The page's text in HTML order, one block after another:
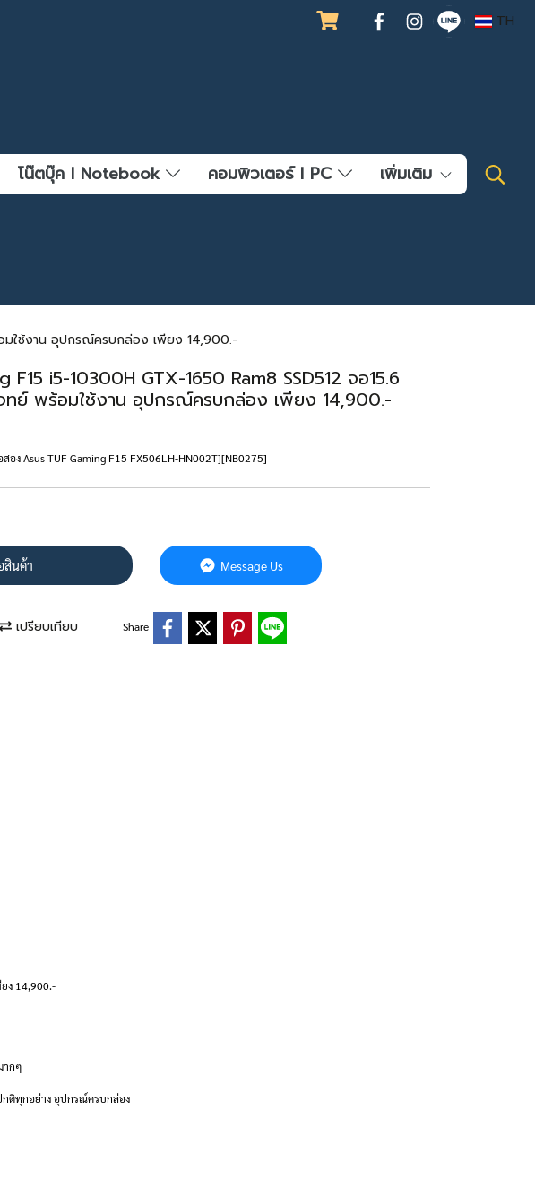
TH
โน๊ตบุ๊ค l Notebook คอมพิวเตอร์ l PC เพิ่มเติม
มใช้งาน อุปกรณ์ครบกล่อง เพียง 14,900.-
F15 i5-10300H GTX-1650 Ram8 SSD512 จอ15.6
ทย์ พร้อมใช้งาน อุปกรณ์ครบกล่อง เพียง 14,900.-
ง Asus TUF Gaming F15 FX506LH-HN002T][NB0275]
สินค้า Message Us
เปรียบเทียบ Share
ง 14,900.-
ากๆ
กติทุกอย่าง อุปกรณ์ครบกล่อง